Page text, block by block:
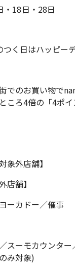
・18日・28日
つく日はハッピー
でのお買い物で
ころ4倍の「4ポ
象外店舗】
店舗】
ーカドー／催事
スーモカウンタ
み対象)